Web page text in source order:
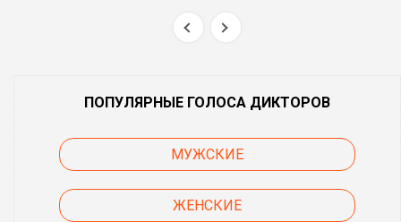
ПОПУЛЯРНЫЕ ГОЛОСА ДИКТОРОВ
МУЖСКИЕ
ЖЕНСКИЕ